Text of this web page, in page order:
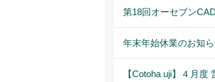
第18回オーセブン
年末年始休業のお知
【Cotoha uji】４月